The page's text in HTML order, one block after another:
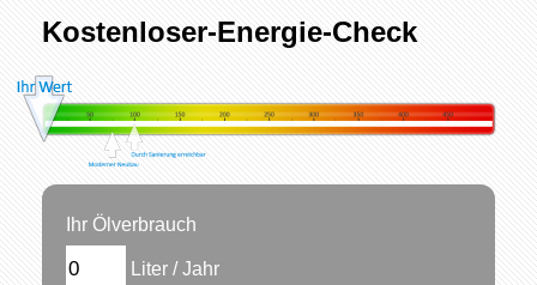
Kostenloser-Energie-Check
Ihr Ölverbrauch
Liter / Jahr